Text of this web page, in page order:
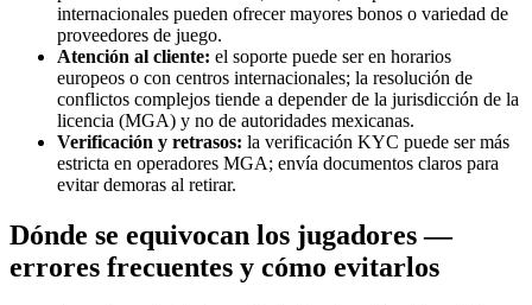
internacionales pueden ofrecer mayores bonos o variedad de
proveedores de juego.
Atención al cliente: el soporte puede ser en horarios
europeos o con centros internacionales; la resolución de
conflictos complejos tiende a depender de la jurisdicción de la
licencia (MGA) y no de autoridades mexicanas.
Verificación y retrasos: la verificación KYC puede ser más
estricta en operadores MGA; envía documentos claros para
evitar demoras al retirar.
Dónde se equivocan los jugadores —
errores frecuentes y cómo evitarlos